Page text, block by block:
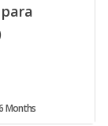
Months